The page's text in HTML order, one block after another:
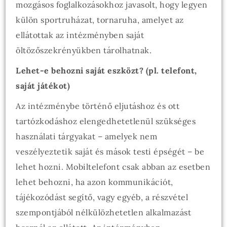
mozgásos foglalkozásokhoz javasolt, hogy legyen
külön sportruházat, tornaruha, amelyet az
ellátottak az intézményben saját
öltözőszekrényükben tárolhatnak.
Lehet-e behozni saját eszközt? (pl. telefont,
saját játékot)
Az intézménybe történő eljutáshoz és ott
tartózkodáshoz elengedhetetlenül szükséges
használati tárgyakat – amelyek nem
veszélyeztetik saját és mások testi épségét – be
lehet hozni. Mobiltelefont csak abban az esetben
lehet behozni, ha azon kommunikációt,
tájékozódást segítő, vagy egyéb, a részvétel
szempontjából nélkülözhetetlen alkalmazást